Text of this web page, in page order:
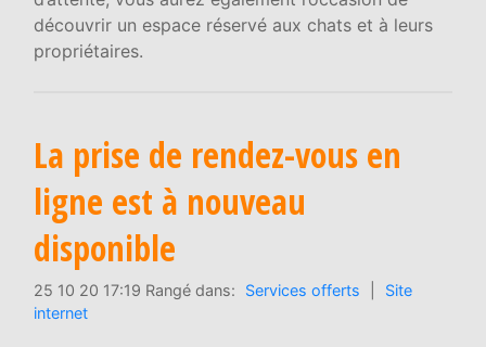
découvrir un espace réservé aux chats et à leurs
propriétaires.
La prise de rendez-vous en
ligne est à nouveau
disponible
25 10 20 17:19 Rangé dans: Services offerts
Site
internet